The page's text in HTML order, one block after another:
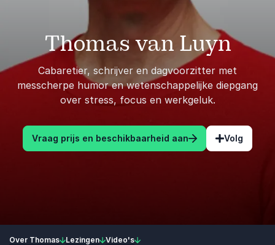
Thomas van Luyn
Cabaretier, schrijver en dagvoorzitter met
messcherpe humor en wetenschappelijke diepgang
over stress, focus en werkgeluk.
Vraag prijs en beschikbaarheid aan Volg
Over Thomas Lezingen Video's